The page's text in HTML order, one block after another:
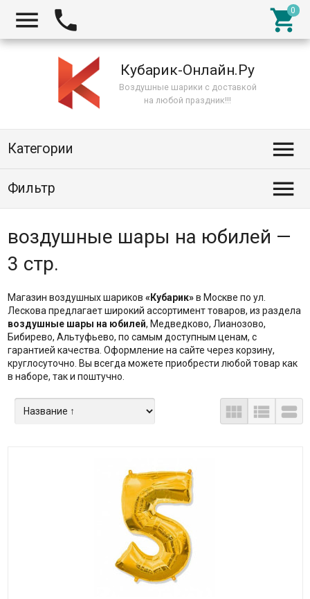
  
Кубарик-Онлайн.Ру
Воздушные шарики с доставкой
на любой праздник!!!
Категории 
Фильтр 
воздушные шары на юбилей —
3 стр.
Магазин воздушных шариков «Кубарик»в Москве по ул.
Лескова предлагает широкий ассортимент товаров, из раздела
воздушные шары на юбилей, Медведково, Лианозово,
Бибирево, Альтуфьево, по самым доступным ценам, с
гарантией качества. Оформление на сайте через корзину,
круглосуточно. Вы всегда можете приобрести любой товар как
в наборе, так и поштучно.
  